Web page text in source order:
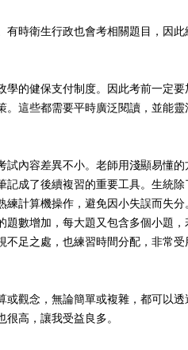
時衛生行政也會考相關題目，因
的健保支付制度。因此考前一定要
這些都需要平時廣泛閱讀，並能
內容差異不小。老師用淺顯易懂
成了後續複習的重要工具。生統除
計算機操作，避免因小失誤而失
數增加，每大題又包含多個小題
足之處，也練習時間分配，非常受
觀念，無論簡單或複雜，都可以透
很高，讓我受益良多。